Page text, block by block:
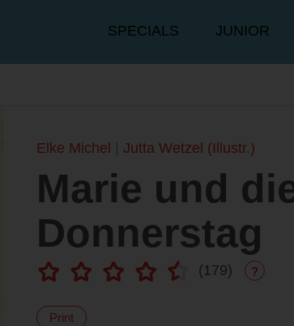
Hauptmenü
SPECIALS JUNIOR
Elke Michel Jutta Wetzel (Illustr.)
Marie und
Donnerstag
(179) ?
Print